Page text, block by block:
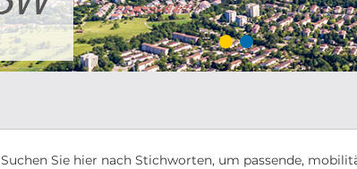
Suchen Sie hier nach Stichworten, um passende,